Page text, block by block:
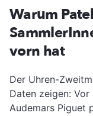
Warum
vorn hat
Der Uhren-
Daten zeigen:
Audemars Piguet